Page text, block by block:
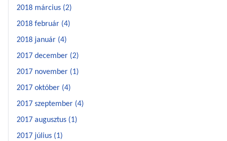
2018 március (2)
2018 február (4)
2018 január (4)
2017 december (2)
2017 november (1)
2017 október (4)
2017 szeptember (4)
2017 augusztus (1)
2017 július (1)